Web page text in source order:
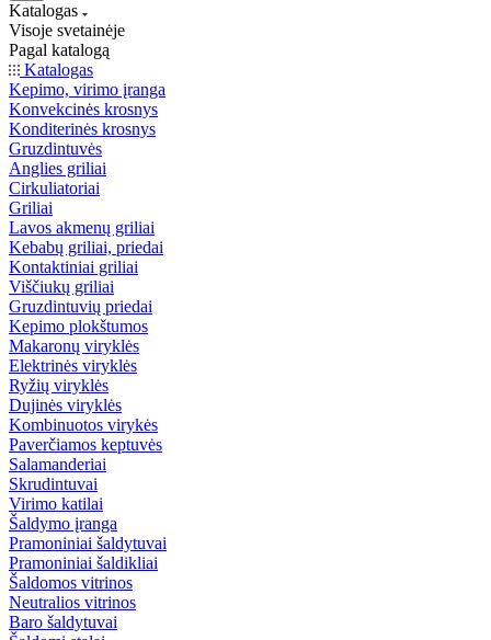
Katalogas
Visoje svetainėje
Pagal katalogą
Katalogas
Kepimo, virimo įranga
Konvekcinės krosnys
Konditerinės krosnys
Gruzdintuvės
Anglies griliai
Cirkuliatoriai
Griliai
Lavos akmenų griliai
Kebabų griliai, priedai
Kontaktiniai griliai
Viščiukų griliai
Gruzdintuvių priedai
Kepimo plokštumos
Makaronų viryklės
Elektrinės viryklės
Ryžių viryklės
Dujinės viryklės
Kombinuotos virykės
Paverčiamos keptuvės
Salamanderiai
Skrudintuvai
Virimo katilai
Šaldymo įranga
Pramoniniai šaldytuvai
Pramoniniai šaldikliai
Šaldomos vitrinos
Neutralios vitrinos
Baro šaldytuvai